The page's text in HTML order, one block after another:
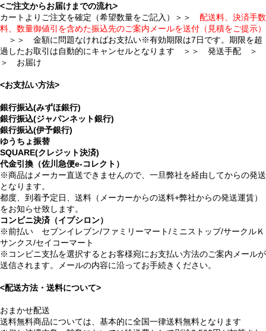
<ご注文からお届けまでの流れ>
カートよりご注文を確定（希望数量をご記入）＞＞ 配送料、決済手数
料、数量御値引を含めた振込先のご案内メールを送付（見積をご提示）
＞＞ 金額に問題なければお支払い※有効期限は7日です。期限を超
過したお取引は自動的にキャンセルとなります ＞＞ 発送手配 ＞
＞ お届け
<お支払い方法>
銀行振込(みずほ銀行)
銀行振込(ジャパンネット銀行)
銀行振込(伊予銀行)
ゆうちょ振替
SQUARE(クレジット決済)
代金引換（佐川急便e-コレクト）
※商品はメーカー直送できませんので、一旦弊社を経由してからの発送
となります。
都度、到着予定日、送料（メーカーからの送料+弊社からの発送運賃）
をお知らせ致します。
コンビニ決済（イプシロン）
※前払い セブンイレブン/ファミリーマート/ミニストップ/サークルＫ
サンクス/セイコーマート
※コンビニ支払を選択するとお客様宛にお支払い方法のご案内メールが
送信されます。メールの内容に沿ってお手続きください。
<配送方法・送料について>
おまかせ配送
送料無料商品については、基本的に全国一律送料無料となります